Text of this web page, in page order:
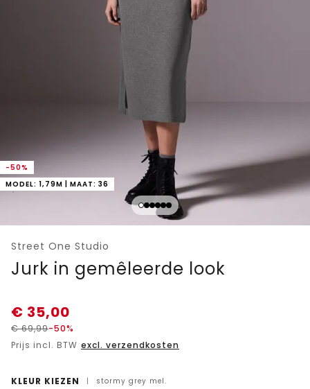
-50%
MODEL: 1,79M | MAAT: 36
Street One Studio
Jurk in gemêleerde look
€ 35,00
€69,99-50%
Prijs incl. BTW excl. verzendkosten
KLEUR KIEZEN | stormy grey mel.